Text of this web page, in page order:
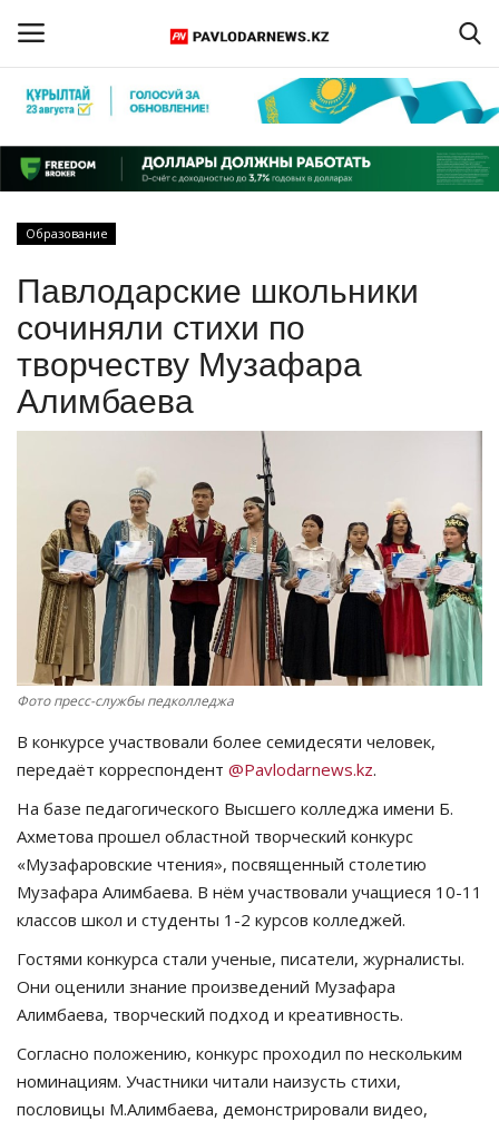
Регистрация
Главная
ПАВЛОДАРСКАЯ ОБЛАСТЬ
КАЗАХСТАН
МИР
СПЕЦПРОЕКТЫ
СПОРТ
Чек-лист
РАЗВЛЕЧЕНИЯ
OFFICIAL
Курултай
Язык
Қазақша Русский
Образование
Павлодарские школьники
сочиняли стихи по
творчеству Музафара
Алимбаева
Фото пресс-службы педколледжа
В конкурсе участвовали более семидесяти человек,
передаёт корреспондент @Pavlodarnews.kz.
На базе педагогического Высшего колледжа имени Б.
Ахметова прошел областной творческий конкурс
«Музафаровские чтения», посвященный столетию
Музафара Алимбаева. В нём участвовали учащиеся 10-11
классов школ и студенты 1-2 курсов колледжей.
Гостями конкурса стали ученые, писатели, журналисты.
Они оценили знание произведений Музафара
Алимбаева, творческий подход и креативность.
Согласно положению, конкурс проходил по нескольким
номинациям. Участники читали наизусть стихи,
пословицы М.Алимбаева, демонстрировали видео,